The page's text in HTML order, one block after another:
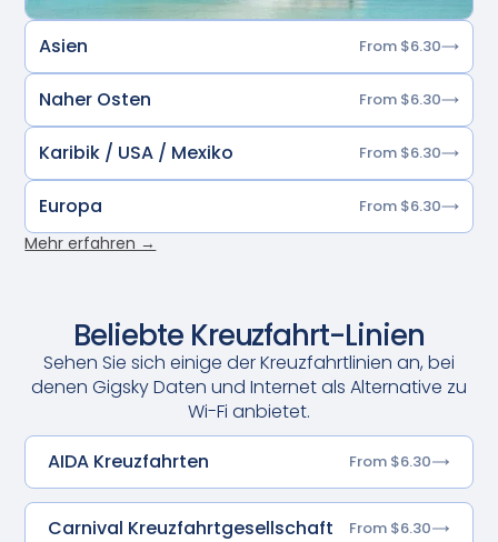
Asien From $6.30
Naher Osten From $6.30
Karibik / USA / Mexiko From $6.30
Europa From $6.30
Mehr erfahren →
Beliebte Kreuzfahrt-Linien
Sehen Sie sich einige der Kreuzfahrtlinien an, bei
denen Gigsky Daten und Internet als Alternative zu
Wi-Fi anbietet.
AIDA Kreuzfahrten
From $6.30
Carnival Kreuzfahrtgesellschaft From $6.30